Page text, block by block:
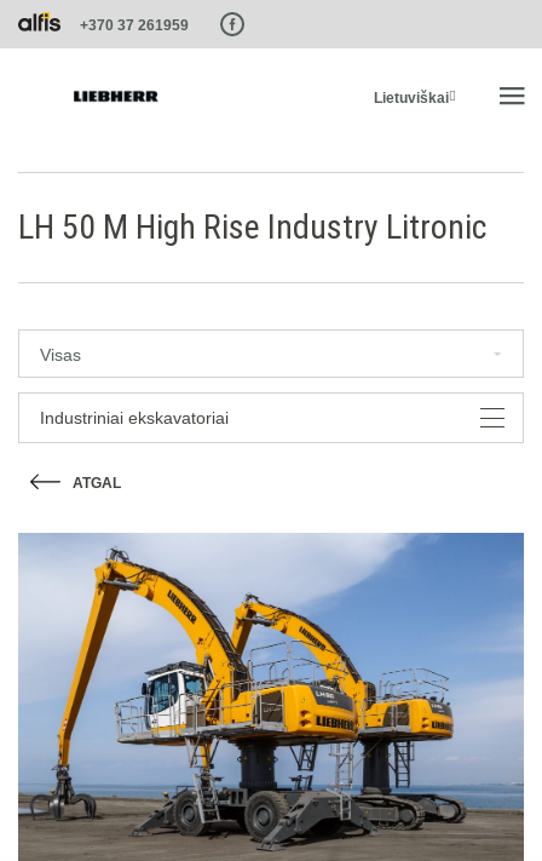
Paste this code as high in the of the page as possible:
+370 37 261959
Lietuviškai
PASLAUGOS IR SPRENDIMAI
LIEBHERR SISTEMOS
NAUDOTA LIEBHERR TECHNIKA
KARJEROS GALIMYBĖS
APIE MUS
KONTAKTAI
LH 50 M High Rise Industry Litronic
Visas
Industriniai ekskavatoriai
ATGAL